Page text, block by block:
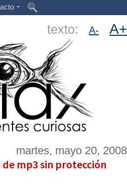
texto: A- A+
martes, mayo 20, 2008
mp3 sin protección